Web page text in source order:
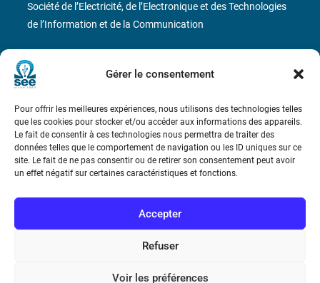
Gérer le consentement
Pour offrir les meilleures expériences, nous utilisons des technologies telles
que les cookies pour stocker et/ou accéder aux informations des appareils.
Le fait de consentir à ces technologies nous permettra de traiter des
données telles que le comportement de navigation ou les ID uniques sur ce
site. Le fait de ne pas consentir ou de retirer son consentement peut avoir
un effet négatif sur certaines caractéristiques et fonctions.
Accepter
Refuser
Voir les préférences
Bicentenaire des découvertes d’André-
Société de l’Electricité, de l’Electronique et des Technologies
de l’Information et de la Communication
Métro : « Boissière » Ligne 6 et « Iéna » Ligne 9
Téléphone : (+33) 1 56 90 37 17
N° de SIREN : 785 393 232, Code APE : 9412Z TVA intra-
communautaire : FR44 785 393 232